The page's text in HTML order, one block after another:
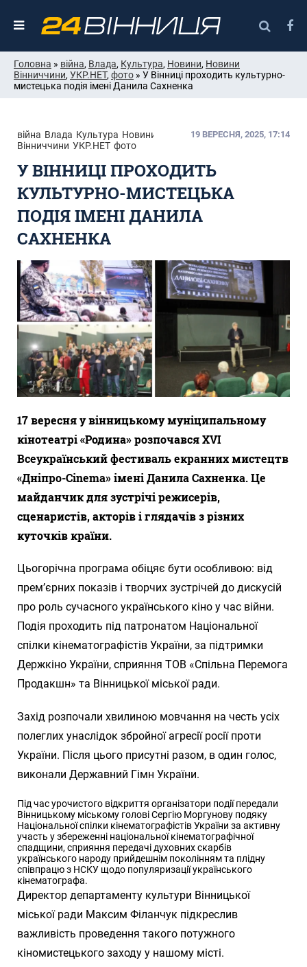
Головна » війна, Влада, Культура, Новини, Новини
Вінниччини, УКР.НЕТ, фото » У Вінниці проходить культурно-
мистецька подія імені Данила Сахненка
війна Влада Культура Новини
Новини
Вінниччини УКР.НЕТ фото
19 ВЕРЕСНЯ, 2025, 17:14
У ВІННИЦІ ПРОХОДИТЬ
КУЛЬТУРНО-МИСТЕЦЬКА
ПОДІЯ ІМЕНІ ДАНИЛА
САХНЕНКА
17 вересня у вінницькому муніципальному
кінотеатрі «Родина» розпочався XVI
Всеукраїнський фестиваль екранних мистецтв
«Дніпро-Cinema» імені Данила Сахненка. Це
майданчик для зустрічі режисерів,
сценаристів, акторів і глядачів з різних
куточків країни.
Цьогорічна програма обіцяє бути особливою: від
прем’єрних показів і творчих зустрічей до дискусій
про роль сучасного українського кіно у час війни.
Подія проходить під патронатом Національної
спілки кінематографістів України, за підтримки
Держкіно України, сприяння ТОВ «Спільна Перемога
Продакшн» та Вінницької міської ради.
Захід розпочали хвилиною мовчання на честь усіх
полеглих унаслідок збройної агресії росії проти
України. Після цього присутні разом, в один голос,
виконали Державний Гімн України.
Під час урочистого відкриття організатори події передали
Вінницькому міському голові Сергію Моргунову подяку
Національної спілки кінематографістів України за активну
участь у збереженні національної кінематографічної
спадщини, сприяння передачі духовних скарбів
українського народу прийдешнім поколінням та плідну
співпрацю з НСКУ щодо популяризації українського
кінематографа.
Директор департаменту культури Вінницької
міської ради Максим Філанчук підкреслив
важливість проведення такого потужного
кіномистецького заходу у нашому місті.